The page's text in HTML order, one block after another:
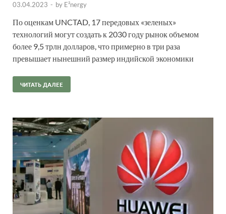
03.04.2023 - by E²nergy
По оценкам UNCTAD, 17 передовых «зеленых»
технологий могут создать к 2030 году рынок объемом
более 9,5 трлн долларов, что примерно в три раза
превышает нынешний размер индийской экономики
ЧИТАТЬ ДАЛЕЕ